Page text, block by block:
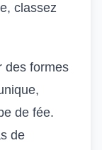
classez
des formes
de fée.
de